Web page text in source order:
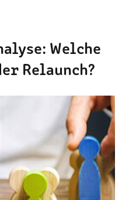
Welche
Relaunch?